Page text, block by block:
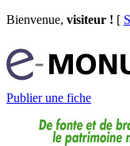
Bienvenue, visiteur ! [
Publier une fiche